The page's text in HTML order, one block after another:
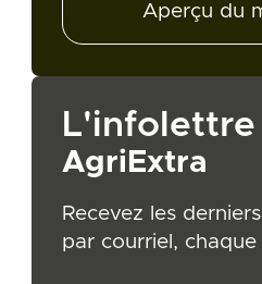
Aperçu du
L'infolettre
AgriExtra
Recevez les
par courriel, chaque